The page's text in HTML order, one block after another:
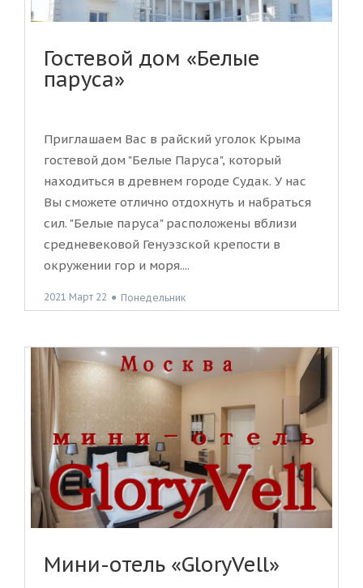
Гостевой дом «Белые
паруса»
Приглашаем Вас в райский уголок Крыма
гостевой дом "Белые Паруса", который
находиться в древнем городе Судак. У нас
Вы сможете отлично отдохнуть и набраться
сил. "Белые паруса" расположены вблизи
средневековой Генуэзской крепости в
окружении гор и моря....
2021 Март 22 ● Понедельник
Мини-отель «GloryVell»